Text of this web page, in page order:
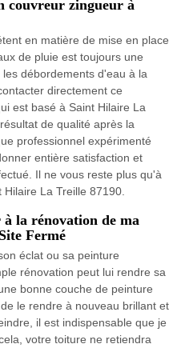
couvreur zingueur à
en matière de mise en place
de pluie est toujours une
débordements d'eau à la
directement ce
est basé à Saint Hilaire La
de qualité après la
professionnel expérimenté
entière satisfaction et
Il ne vous reste plus qu'à
La Treille 87190.
la rénovation de ma
Fermé
éclat ou sa peinture
rénovation peut lui rendre sa
bonne couche de peinture
le rendre à nouveau brillant et
il est indispensable que je
votre toiture ne retiendra